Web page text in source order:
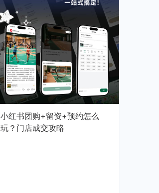
小红书团购+留资+预约怎么
玩？门店成交攻略